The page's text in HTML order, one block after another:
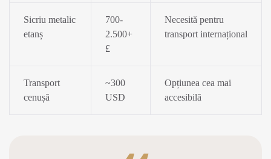
Sicriu metalic
etanș
700-
2.500+
£
Necesită pentru
transport internațional
Transport
cenușă
~300
USD
Opțiunea cea mai
accesibilă